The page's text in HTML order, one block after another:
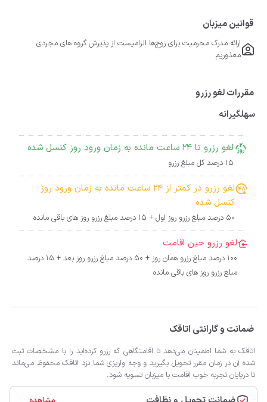
قوانین میزبان
ارائه مدرک محرمیت برای زوج‌ها الزامیست از پذیرش گروه های مجردی
معذوریم
مقررات لغو رزرو
سهلگیرانه
لغو رزرو تا 24 ساعت مانده به زمان ورود روز کنسل شده
15 درصد کل مبلغ رزرو
لغو رزرو در کمتر از 24 ساعت مانده به زمان ورود روز
کنسل شده
50 درصد مبلغ رزرو روز اول + 15 درصد مبلغ رزرو روز های باقی مانده
لغو رزرو حین اقامت
100 درصد مبلغ رزرو همان روز + 50 درصد مبلغ رزرو روز بعد + 15 درصد
مبلغ رزرو روز های باقی مانده
ضمانت و گارانتی اتاقک
اتاقک به شما اطمینان می‌دهد تا اقامتگاهی که رزرو کرده‌اید را با مشخصات ثبت
شده آن در زمان مقرر تحویل بگیرید و وجه واریزی شما نزد اتاقک محفوظ می‌ماند
تا درپایان تجربه خوب اقامت با میزبان تسویه شود.